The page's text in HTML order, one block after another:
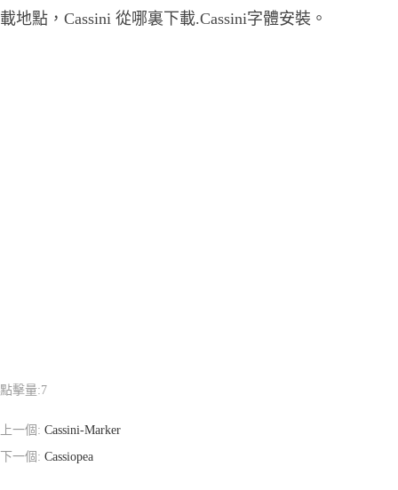
載地點，Cassini 從哪裏下載.Cassini字體安裝。
點擊量:7
上一個: Cassini-Marker
下一個: Cassiopea